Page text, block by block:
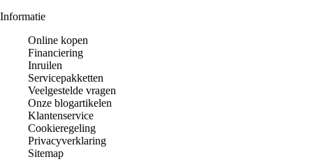
Informatie
Online kopen
Financiering
Inruilen
Servicepakketten
Veelgestelde vragen
Onze blogartikelen
Klantenservice
Cookieregeling
Privacyverklaring
Sitemap